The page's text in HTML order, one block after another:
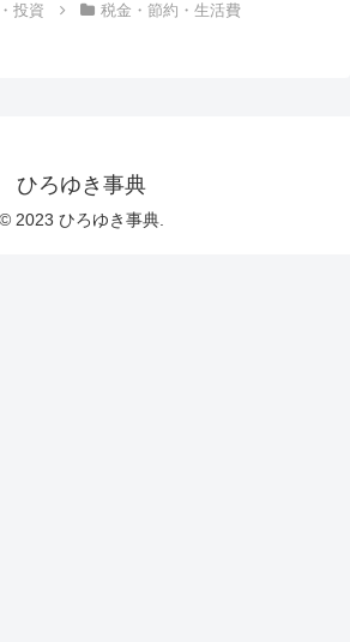
投資 税金・節約・生活費
ひろゆき事典
© 2023 ひろゆき事典.